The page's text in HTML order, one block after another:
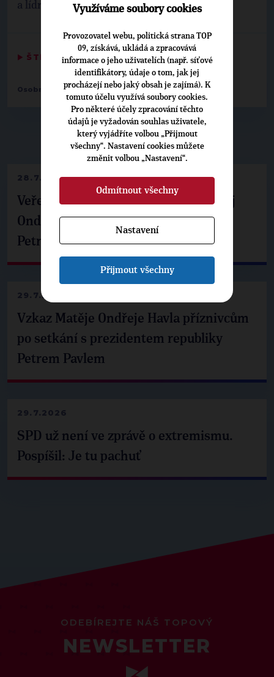
NEPŘEHLÉDNĚTE
28.7.2026
Veřejné finance, euro i školství. Matěj
Ondřej Havel jednal s prezidentem
Petrem Pavlem
29.7.2026
Vzkaz Matěje Ondřeje Havla příznivcům
po setkání s prezidentem republiky
Petrem Pavlem
29.7.2026
SPD už není ve zprávě o extremismu.
Pospíšil: Je tu pachuť
a lídr za TOP 09 na kandidátce SPOLU
▶ ŠTÍTKY ◀
Osobnosti: Michal Kučera
ODEBÍREJTE NÁŠ TOPOVÝ
NEWSLETTER
Využíváme soubory cookies
Provozovatel webu, politická strana TOP
09, získává, ukládá a zpracovává
informace o jeho uživatelích (např. síťové
identifikátory, údaje o tom, jak jej
procházejí nebo jaký obsah je zajímá). K
tomuto účelu využívá soubory cookies.
Pro některé účely zpracování těchto
údajů je vyžadován souhlas uživatele,
který vyjádříte volbou „Přijmout
všechny“. Nastavení cookies můžete
změnit volbou „Nastavení“.
Odmítnout všechny
Nastavení
Přijmout všechny